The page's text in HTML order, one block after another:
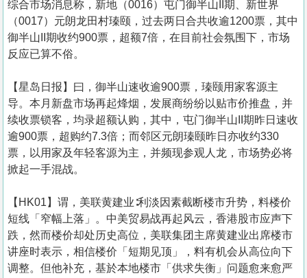
综合市场消息称，新地（0016）屯门御半山II期、新世界
（0017）元朗龙田村瑧颐，过去两日合共收逾1200票，其中
御半山II期收约900票，超额7倍，在目前社会氛围下，市场
反应已算不俗。
【星岛日报】曰，御半山速收逾900票，瑧颐用家客源主
导。本月新盘市场再起烽烟，发展商纷纷以贴市价推盘，并
续收票锁客，均录超额认购，其中，屯门御半山II期昨日速收
逾900票，超购约7.3倍；而邻区元朗瑧颐昨日亦收约330
票，以用家及年轻客源为主，并频现参观人龙，市场势必将
掀起一手混战。
【HK01】谓，美联黄建业∶利淡因素截断楼市升势，料楼价
短线「窄幅上落」。中美贸易战再起风云，香港股市应声下
跌，然而楼价却处历史高位，美联集团主席黄建业出席楼市
讲座时表示，相信楼价「短期见顶」，料有机会从高位向下
调整。但他补充，基於本地楼市「供求失衡」问题愈来愈严